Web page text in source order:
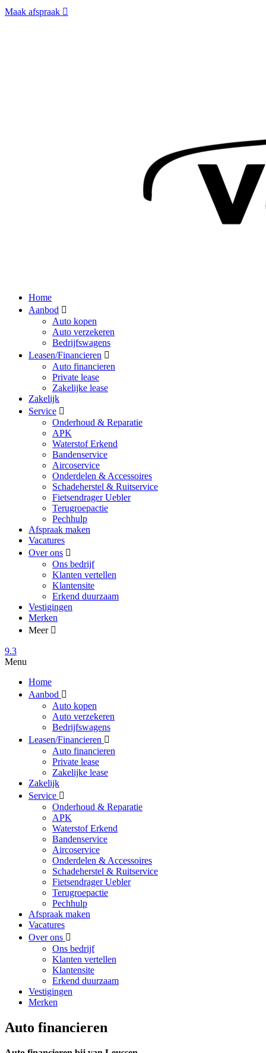
Maak afspraak
Home
Aanbod
Auto kopen
Auto verzekeren
Bedrijfswagens
Leasen/Financieren
Auto financieren
Private lease
Zakelijke lease
Zakelijk
Service
Onderhoud & Reparatie
APK
Waterstof Erkend
Bandenservice
Aircoservice
Onderdelen & Accessoires
Schadeherstel & Ruitservice
Fietsendrager Uebler
Terugroepactie
Pechhulp
Afspraak maken
Vacatures
Over ons
Ons bedrijf
Klanten vertellen
Klantensite
Erkend duurzaam
Vestigingen
Merken
Meer
9.3
Menu
Home
Aanbod
Auto kopen
Auto verzekeren
Bedrijfswagens
Leasen/Financieren
Auto financieren
Private lease
Zakelijke lease
Zakelijk
Service
Onderhoud & Reparatie
APK
Waterstof Erkend
Bandenservice
Aircoservice
Onderdelen & Accessoires
Schadeherstel & Ruitservice
Fietsendrager Uebler
Terugroepactie
Pechhulp
Afspraak maken
Vacatures
Over ons
Ons bedrijf
Klanten vertellen
Klantensite
Erkend duurzaam
Vestigingen
Merken
Auto financieren